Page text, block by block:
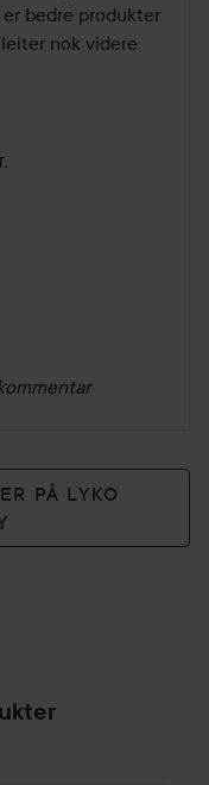
bedre produkter
nok videre
PÅ LYKO